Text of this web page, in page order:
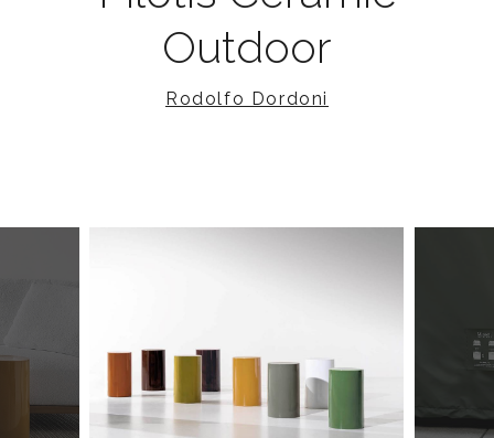
Outdoor
Rodolfo Dordoni
2